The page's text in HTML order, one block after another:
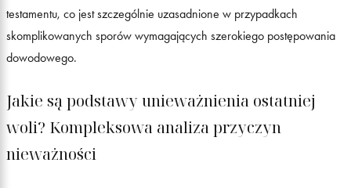
testamentu, co jest szczególnie uzasadnione w przypadkach
skomplikowanych sporów wymagających szerokiego postępowania
dowodowego.
Jakie są podstawy unieważnienia ostatniej
woli? Kompleksowa analiza przyczyn
nieważności